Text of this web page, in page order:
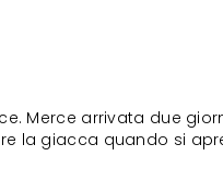
Merce arrivata due
la giacca quando si